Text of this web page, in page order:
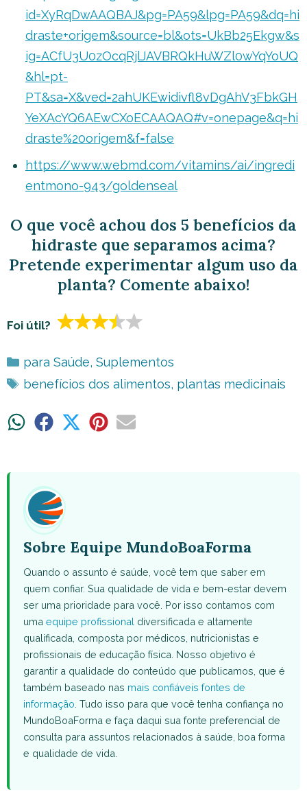
id=XyRqDwAAQBAJ&pg=PA59&lpg=PA59&dq=hi
draste+origem&source=bl&ots=UkBb25Ekgw&s
ig=ACfU3U0zOcqRjlJAVBRQkHuWZl0wYqYoUQ
&hl=pt-
PT&sa=X&ved=2ahUKEwidivfl8vDgAhV3FbkGH
YeXAcYQ6AEwCXoECAAQAQ#v=onepage&q=hi
draste%20origem&f=false
https://www.webmd.com/vitamins/ai/ingredi
entmono-943/goldenseal
O que você achou dos 5 benefícios da
hidraste que separamos acima?
Pretende experimentar algum uso da
planta? Comente abaixo!
Foi útil?
Categorias
para Saúde, Suplementos
Tags
benefícios dos alimentos, plantas medicinais
ShareShare ShareShareShare
Sobre Equipe MundoBoaForma
Quando o assunto é saúde, você tem que saber em
quem confiar. Sua qualidade de vida e bem-estar devem
ser uma prioridade para você. Por isso contamos com
uma equipe profissional diversificada e altamente
qualificada, composta por médicos, nutricionistas e
profissionais de educação física. Nosso objetivo é
garantir a qualidade do conteúdo que publicamos, que é
também baseado nas mais confiáveis fontes de
informação . Tudo isso para que você tenha confiança no
MundoBoaForma e faça daqui sua fonte preferencial de
consulta para assuntos relacionados à saúde, boa forma
e qualidade de vida.